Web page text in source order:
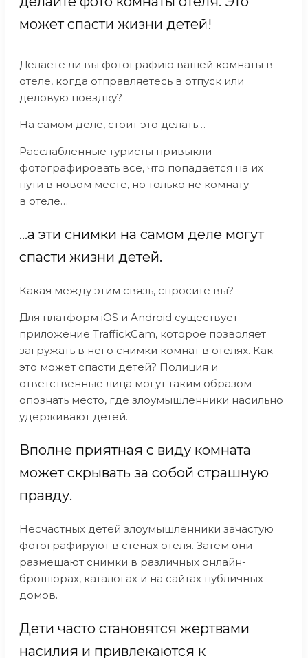
может спасти жизни детей!
Делаете ли вы фотографию вашей комнаты в
отеле, когда отправляетесь в отпуск или
деловую поездку?
На самом деле, стоит это делать…
Расслабленные туристы привыкли
фотографировать все, что попадается на их
пути в новом месте, но только не комнату
в отеле…
…а эти снимки на самом деле могут
спасти жизни детей.
Какая между этим связь, спросите вы?
Для платформ iOS и Android существует
приложение TraffickCam, которое позволяет
загружать в него снимки комнат в отелях. Как
это может спасти детей? Полиция и
ответственные лица могут таким образом
опознать место, где злоумышленники насильно
удерживают детей.
Вполне приятная с виду комната
может скрывать за собой страшную
правду.
Несчастных детей злоумышленники зачастую
фотографируют в стенах отеля. Затем они
размещают снимки в различных онлайн-
брошюрах, каталогах и на сайтах публичных
домов.
Дети часто становятся жертвами
насилия и привлекаются к